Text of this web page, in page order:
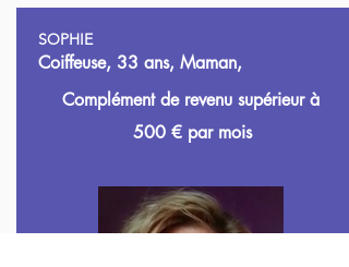
SOPHIE
Coiffeuse, 33 ans, Maman,
Complément de revenu supérieur à
500 € par mois